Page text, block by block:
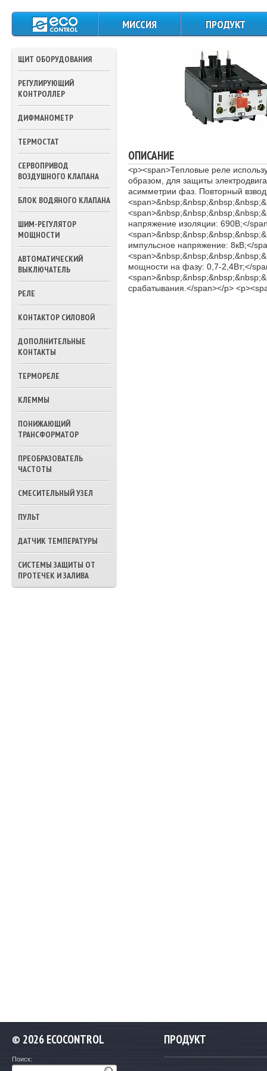
МИССИЯ ПРОДУКТ
ПИТАНИЯ И
УПРАВЛЕНИЯ
КОНТРОЛЛЕРЫ
ДАТЧИКИ
ТЕМПЕРАТУРЫ
ТЕРМОСТАТЫ
ПРИВОДА
ЗАСЛОНОК
ПРИВОДА
ТРЕХХОДОВЫХ
КЛАПАНОВ ВОДЫ
ТРЕХХОДОВЫЕ
КЛАПАНА ВОДЫ
ЩИТ ОБОРУДОВАНИЯ
РЕГУЛИРУЮЩИЙ
КОНТРОЛЛЕР
ДИФМАНОМЕТР
ТЕРМОСТАТ
СЕРВОПРИВОД
ВОЗДУШНОГО КЛАПАНА
БЛОК ВОДЯНОГО КЛАПАНА
ШИМ-РЕГУЛЯТОР
МОЩНОСТИ
АВТОМАТИЧЕСКИЙ
ВЫКЛЮЧАТЕЛЬ
РЕЛЕ
КОНТАКТОР СИЛОВОЙ
ДОПОЛНИТЕЛЬНЫЕ
КОНТАКТЫ
ТЕРМОРЕЛЕ
КЛЕММЫ
ПОНИЖАЮЩИЙ
ТРАНСФОРМАТОР
ПРЕОБРАЗОВАТЕЛЬ
ЧАСТОТЫ
СМЕСИТЕЛЬНЫЙ УЗЕЛ
ПУЛЬТ
ДАТЧИК ТЕМПЕРАТУРЫ
СИСТЕМЫ ЗАЩИТЫ ОТ
ПРОТЕЧЕК И ЗАЛИВА
ОПИСАНИЕ
<p><span>Тепловые реле
образом, для защиты
асимметрии фаз. Повторный
напряжение изоляции: 690В;</
импульсное напряжение: 8кВ;</
мощности на фазу: 0,7-2,4Вт;</
срабатывания.</span></p>
© 2026 ECOCONTROL
Поиск:
ПРОДУКТ